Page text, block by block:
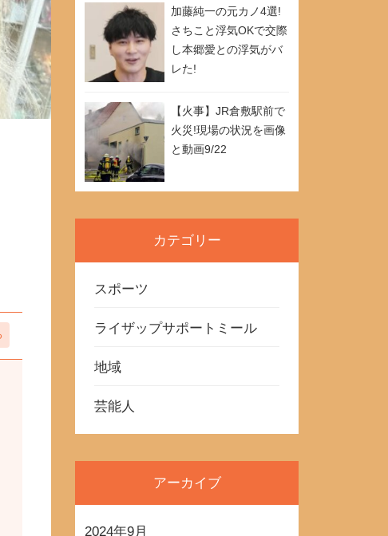
加藤純一の元カノ4選!
さちこと浮気OKで交際
し本郷愛との浮気がバ
レた!
【火事】JR倉敷駅前で
火災!現場の状況を画像
と動画9/22
カテゴリー
スポーツ
ライザップサポートミール
地域
芸能人
アーカイブ
2024年9月